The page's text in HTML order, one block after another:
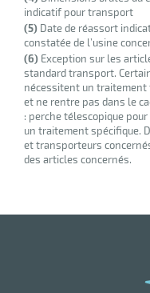
indicatif pour transport
(5) Date de réassort
constatée de l’usine
(6) Exception sur les
standard transport.
nécessitent un
et ne rentre pas dans le
: perche télescopique
un traitement spécifique.
et transporteurs
des articles concernés.